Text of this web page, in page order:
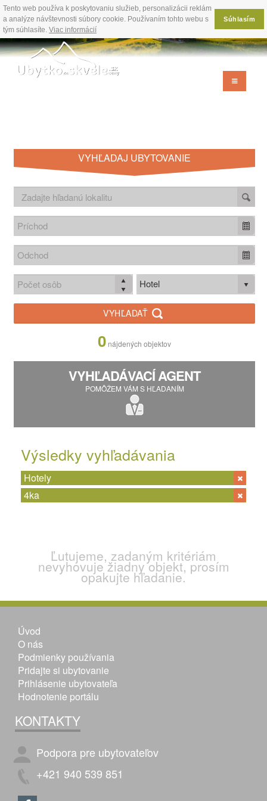
Tento web používa k poskytovaniu služieb, personalizácii reklám
a analýze návštevnosti súbory cookie. Používaním tohto webu s
tým súhlasíte. Viac informácií
Súhlasím
VYHĽADAJ UBYTOVANIE
Hotel
VYHĽADAŤ
0 nájdených objektov
VYHĽADÁVACÍ AGENT
POMÔŽEM VÁM S HĽADANÍM
Výsledky vyhľadávania
Hotely
4ka
Ľutujeme, zadaným kritériám
nevyhovuje žiadny objekt, prosím
opakujte hľadanie.
Úvod
O nás
Podmienky používania
Pridajte si ubytovanie
Prihlásenie ubytovateľa
Hodnotenie portálu
KONTAKTY
Podpora pre ubytovateľov
+421 940 539 851